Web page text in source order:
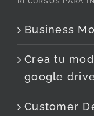
Business
Crea tu
google
Customer